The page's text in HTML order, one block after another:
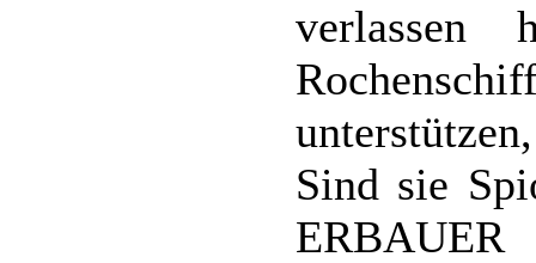
Sind sie